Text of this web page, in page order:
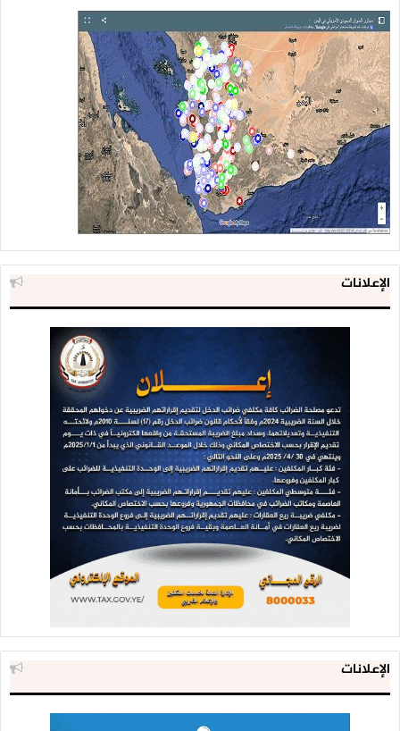
الإعلانات
الإعلانات